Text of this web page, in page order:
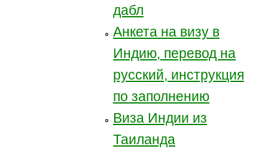
дабл
Анкета на визу в
Индию, перевод на
русский, инструкция
по заполнению
Виза Индии из
Таиланда